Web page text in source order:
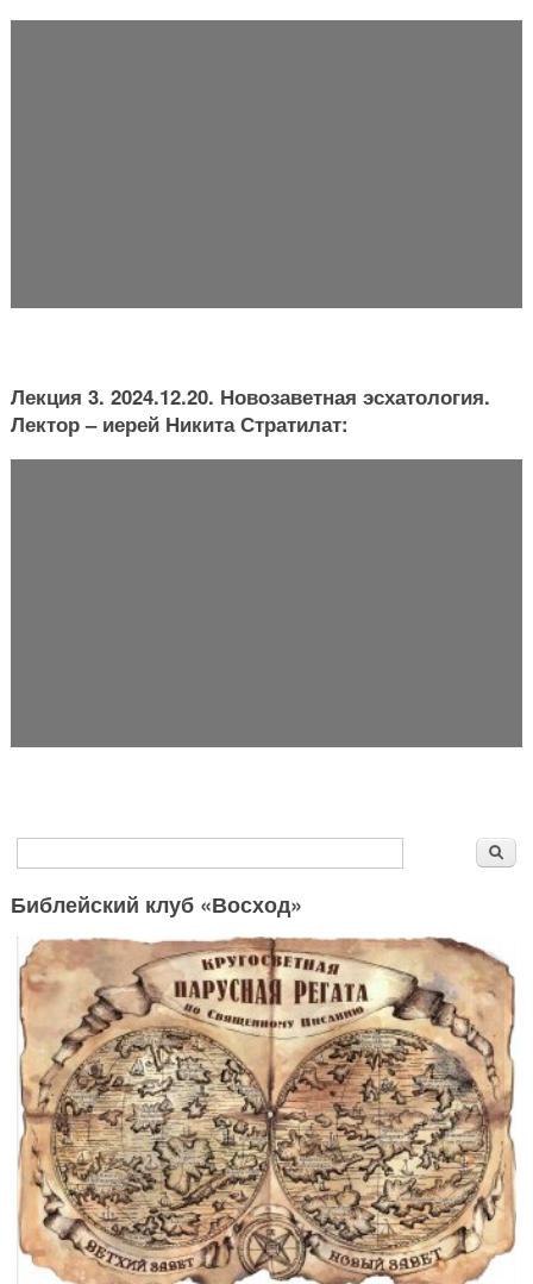
Лекция 3. 2024.12.20. Новозаветная эсхатология.
Лектор – иерей Никита Стратилат:
Форма поиска
Библейский клуб «Восход»